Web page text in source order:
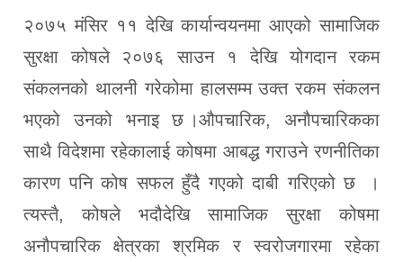
२०७५ मंसिर ११ देखि कार्यान्वयनमा आएको सामाजिक
सुरक्षा कोषले २०७६ साउन १ देखि योगदान रकम
संकलनको थालनी गरेकोमा हालसम्म उक्त रकम संकलन
भएको उनको भनाइ छ ।औपचारिक, अनौपचारिकका
साथै विदेशमा रहेकालाई कोषमा आबद्ध गराउने रणनीतिका
कारण पनि कोष सफल हुँदै गएको दाबी गरिएको छ ।
त्यस्तै, कोषले भदौदेखि सामाजिक सुरक्षा कोषमा
अनौपचारिक क्षेत्रका श्रमिक र स्वरोजगारमा रहेका